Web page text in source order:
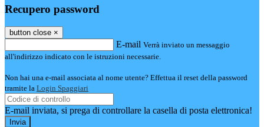
Recupero password
button close ×
E-mail Verrà inviato un messaggio
all'indirizzo indicato con le istruzioni necessarie.
Non hai una e-mail associata al nome utente? Effettua il reset della password
tramite la Login Spaggiari
E-mail inviata, si prega di controllare la casella di posta elettronica!